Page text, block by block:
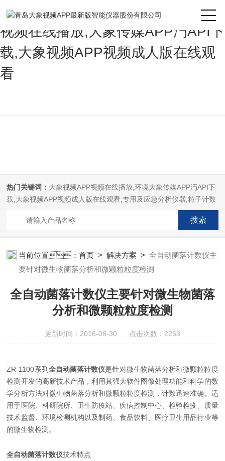
大象视频APP最新版,大象视频APP
视频在线播放,大象传媒APP汅API下
载,大象视频APP视频成人版在线观
看
热门关键词： 大象视频APP视频在线播放,环境大象传媒APP汅API下
载,大象视频APP视频成人版在线观看,专用及应急分析仪器,粒子计数
当前位置：首页 >解决方案 >全自动菌落计数仪主
要针对微生物菌落分析和微颗粒粒度检测
全自动菌落计数仪主要针对微生物菌落
分析和微颗粒粒度检测
更新时间：2016-06-30 点击次数：2263
ZR-1100系列全自动菌落计数仪是针对微生物菌落分析和微颗粒粒度
检测开发的高新技术产品，利用其强大软件图像处理功能和科学的数
学分析方法对微生物菌落分析和微颗粒粒度检测，计数迅速准确。适
用于医院、科研院所、卫生防疫站、疾病控制中心、检验检疫、质量
技术监督、环境检测机构以及制药、食品饮料、医疗卫生用品行业等
的微生物检测。
全自动菌落计数仪技术特点